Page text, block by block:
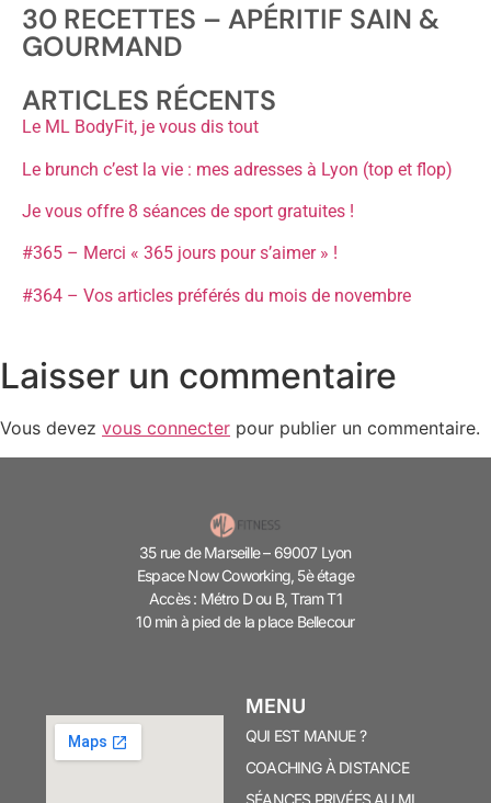
30 RECETTES – APÉRITIF SAIN &
GOURMAND
ARTICLES RÉCENTS
Le ML BodyFit, je vous dis tout
Le brunch c’est la vie : mes adresses à Lyon (top et flop)
Je vous offre 8 séances de sport gratuites !
#365 – Merci « 365 jours pour s’aimer » !
#364 – Vos articles préférés du mois de novembre
Laisser un commentaire
Vous devez vous connecter pour publier un commentaire.
35 rue de Marseille – 69007 Lyon
Espace Now Coworking, 5è étage
Accès : Métro D ou B, Tram T1
10 min à pied de la place Bellecour
MENU
QUI EST MANUE ?
COACHING À DISTANCE
SÉANCES PRIVÉES AU ML